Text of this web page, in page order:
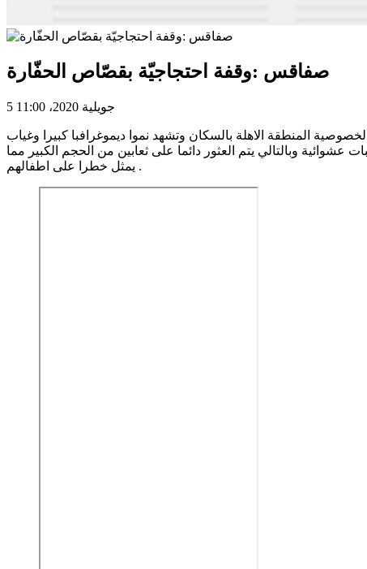
صفاقس :وقفة احتجاجيّة بقصّاص الحفّارة
5 جويلية 2020، 11:00
المنطقة الاهلة بالسكان وتشهد نموا ديموغرافبا كبيرا وغياب
وبالتالي يتم العثور دائما على ثعابين من الحجم الكبير مما
يمثل خطرا على اطفالهم .